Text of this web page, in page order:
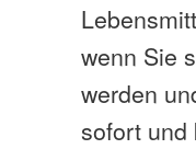
wenn Sie
werden
sofort und